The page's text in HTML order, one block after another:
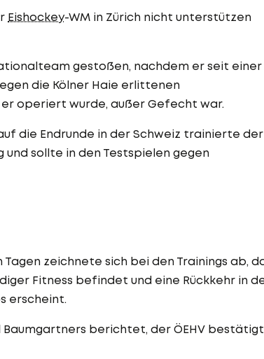
Eishockey-WM in Zürich nicht unterstützen
gestoßen, nachdem er seit einer
die Kölner Haie erlittenen
operiert wurde, außer Gefecht war.
die Endrunde in der Schweiz trainierte der
sollte in den Testspielen gegen
zeichnete sich bei den Trainings ab,
Fitness befindet und eine Rückkehr in
erscheint.
berichtet, der ÖEHV bestätigt